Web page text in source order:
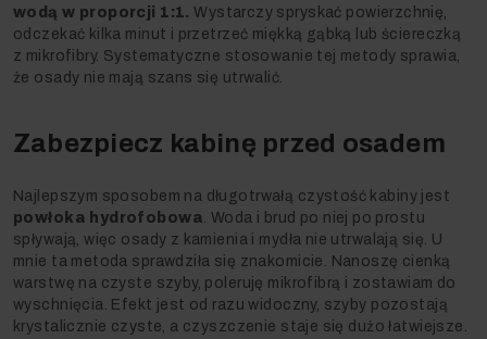
wodą w proporcji 1:1. Wystarczy spryskać powierzchnię,
odczekać kilka minut i przetrzeć miękką gąbką lub ściereczką
z mikrofibry. Systematyczne stosowanie tej metody sprawia,
że osady nie mają szans się utrwalić.
Zabezpiecz kabinę przed osadem
Najlepszym sposobem na długotrwałą czystość kabiny jest
powłoka hydrofobowa . Woda i brud po niej po prostu
spływają, więc osady z kamienia i mydła nie utrwalają się. U
mnie ta metoda sprawdziła się znakomicie. Nanoszę cienką
warstwę na czyste szyby, poleruję mikrofibrą i zostawiam do
wyschnięcia. Efekt jest od razu widoczny, szyby pozostają
krystalicznie czyste, a czyszczenie staje się dużo łatwiejsze.